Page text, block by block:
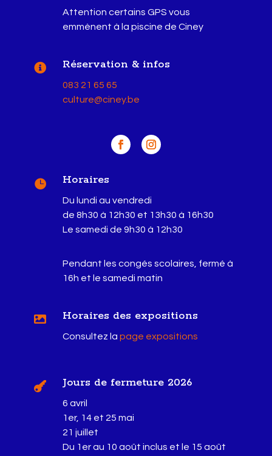
Attention certains GPS vous
emmènent à la piscine de Ciney
 Réservation & infos
083 21 65 65
culture@ciney.be
 Horaires
Du lundi au vendredi
de 8h30 à 12h30 et 13h30 à 16h30
Le samedi de 9h30 à 12h30
Pendant les congés scolaires, fermé à
16h et le samedi matin
 Horaires des expositions
Consultez la page expositions
 Jours de fermeture 2026
6 avril
1er, 14 et 25 mai
21 juillet
Du 1er au 10 août inclus et le 15 août